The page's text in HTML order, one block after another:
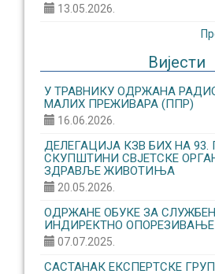
13.05.2026.
Вијести
У ТРАВНИКУ ОДРЖАНА
МАЛИХ ПРЕЖИВАРА (ППР)
16.06.2026.
ДЕЛЕГАЦИЈА КЗВ БИХ НА 93.
СКУПШТИНИ СВЈЕТСКЕ
ЗДРАВЉЕ ЖИВОТИЊА
20.05.2026.
ОДРЖАНЕ ОБУКЕ ЗА
ИНДИРЕКТНО
07.07.2025.
САСТАНАК ЕКСПЕРТСКЕ